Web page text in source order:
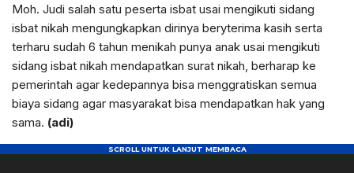
Moh. Judi salah satu peserta isbat usai mengikuti sidang
isbat nikah mengungkapkan dirinya beryterima kasih serta
terharu sudah 6 tahun menikah punya anak usai mengikuti
sidang isbat nikah mendapatkan surat nikah, berharap ke
pemerintah agar kedepannya bisa menggratiskan semua
biaya sidang agar masyarakat bisa mendapatkan hak yang
sama. (adi)